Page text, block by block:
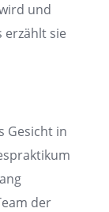
und
erzählt sie
Gesicht in
der